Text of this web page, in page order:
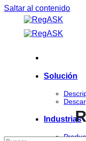
Saltar al contenido
Solución
Industrias